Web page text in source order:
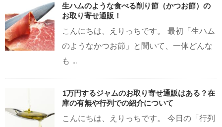
生ハムのような食べる削り節（かつお節）の
お取り寄せ通販！
こんにちは、えりっちです。 最初「生ハム
のようなかつお節」と聞いて、一体どんな
も ...
1万円するジャムのお取り寄せ通販はある？在
庫の有無や行列での紹介について
こんにちは、えりっちです。 今日の「行列